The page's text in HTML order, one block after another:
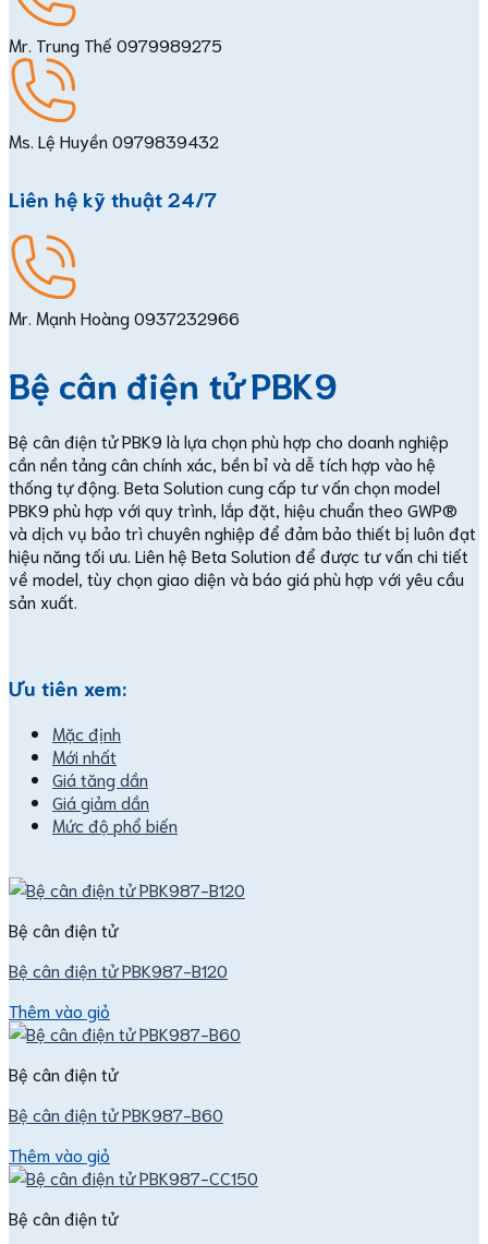
Mr. Trung Thế 0979989275
Ms. Lệ Huyền 0979839432
Liên hệ kỹ thuật 24/7
Mr. Mạnh Hoàng0937232966
Bệ cân điện tử PBK9
Bệ cân điện tử PBK9 là lựa chọn phù hợp cho doanh nghiệp
cần nền tảng cân chính xác, bền bỉ và dễ tích hợp vào hệ
thống tự động. Beta Solution cung cấp tư vấn chọn model
PBK9 phù hợp với quy trình, lắp đặt, hiệu chuẩn theo GWP®
và dịch vụ bảo trì chuyên nghiệp để đảm bảo thiết bị luôn đạt
hiệu năng tối ưu. Liên hệ Beta Solution để được tư vấn chi tiết
về model, tùy chọn giao diện và báo giá phù hợp với yêu cầu
sản xuất.
Ưu tiên xem:
Mặc định
Mới nhất
Giá tăng dần
Giá giảm dần
Mức độ phổ biến
Bệ cân điện tử
Bệ cân điện tử PBK987-B120
Thêm vào giỏ
Bệ cân điện tử
Bệ cân điện tử PBK987-B60
Thêm vào giỏ
Bệ cân điện tử